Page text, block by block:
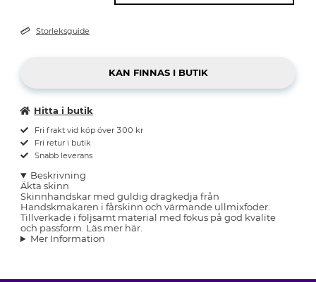
Storleksguide
Hitta i butik
Fri frakt vid köp över 300 kr
Fri retur i butik
Snabb leverans
Beskrivning
Äkta skinn
Skinnhandskar med guldig dragkedja från
Handskmakaren i fårskinn och värmande ullmixfoder.
Tillverkade i följsamt material med fokus på god kvalite
och passform. Läs mer här.
Mer Information